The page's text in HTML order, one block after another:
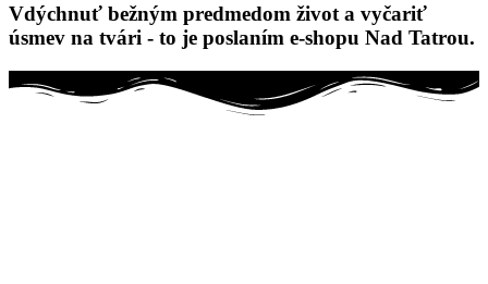
Vdýchnuť bežným predmedom život a vyčariť
úsmev na tvári - to je poslaním e-shopu Nad Tatrou.